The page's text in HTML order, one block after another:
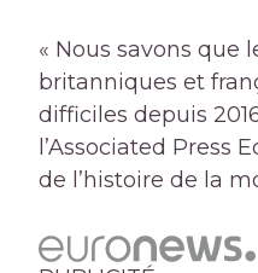
« Nous savons que
britanniques et
difficiles depuis
l’Associated Press
de l’histoire de la